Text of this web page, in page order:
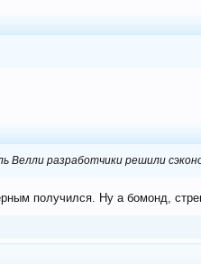
Велли разработчики решили
получился. Ну а бомонд,